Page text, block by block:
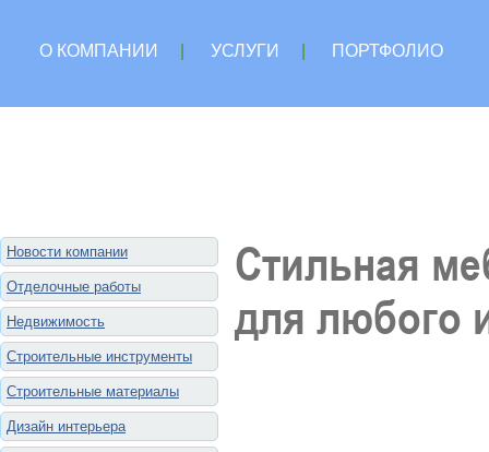
О КОМПАНИИ УСЛУГИ
ПОРТФОЛИО
Новости компании
Отделочные работы
Недвижимость
Строительные инструменты
Строительные материалы
Дизайн интерьера
Стильная
для любого